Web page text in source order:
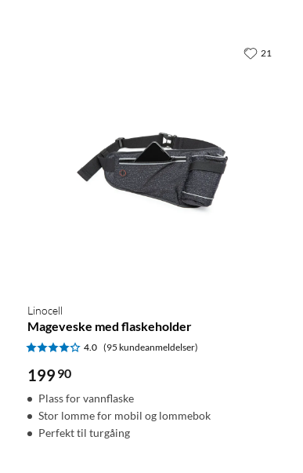
Linocell
Mageveske med flaskeholder
4.0 (95 kundeanmeldelser)
199 90
Plass for vannflaske
Stor lomme for mobil og lommebok
Perfekt til turgåing
21